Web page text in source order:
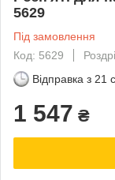
5629
Під замовлення
Код: 5629
Відправка з 21
1 547 ₴